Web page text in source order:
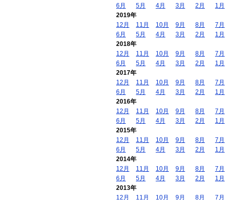
6月
5月 4月 3月 2月
1月
2019年
12月
11月 10月 9月 8月
7月
6月
5月 4月 3月 2月
1月
2018年
12月
11月 10月 9月 8月
7月
6月
5月 4月 3月 2月
1月
2017年
12月
11月 10月 9月 8月
7月
6月
5月 4月 3月 2月
1月
2016年
12月
11月 10月 9月 8月
7月
6月
5月 4月 3月 2月
1月
2015年
12月
11月 10月 9月 8月
7月
6月
5月 4月 3月 2月
1月
2014年
12月
11月 10月 9月 8月
7月
6月
5月 4月 3月 2月
1月
2013年
12月
11月 10月 9月 8月 7月